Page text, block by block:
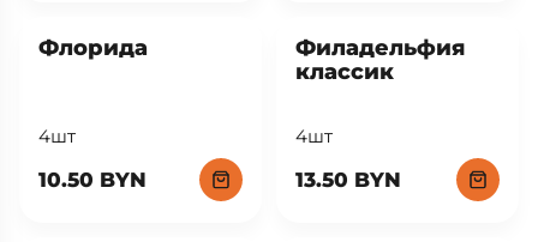
Флорида
4шт
10.50 BYN
Филадельфия
классик
4шт
13.50 BYN